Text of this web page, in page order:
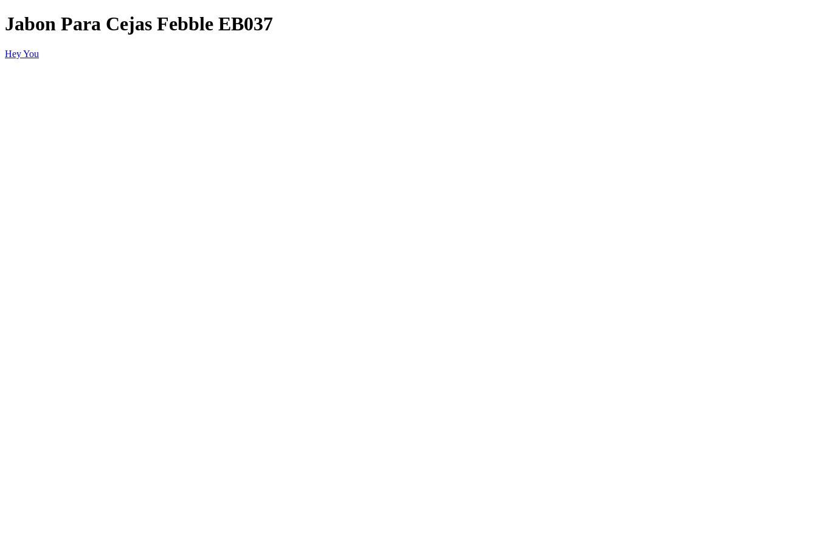
Jabon Para Cejas Febble EB037
Hey You